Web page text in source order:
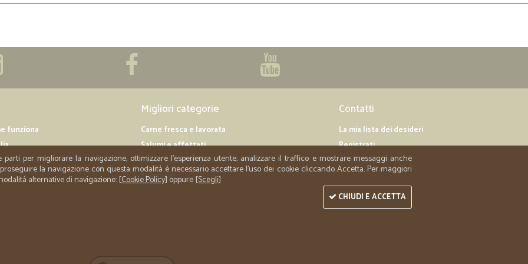
funziona
Migliori categorie
Carne fresca e lavorata
Salumi e affettati
Pasta, riso e cerali
Formaggi
Contatti
La mia lista dei desideri
Registrati
Contattaci
per migliorare la navigazione, ottimizzare l'esperienza utente, analizzare il traffico e mostrare messaggi anche
la navigazione con questa modalità è necessario accettare l'uso dei cookie cliccando Accetta. Per maggiori
alternative di navigazione: [Cookie Policy] oppure [Scegli]
CHIUDI E ACCETTA